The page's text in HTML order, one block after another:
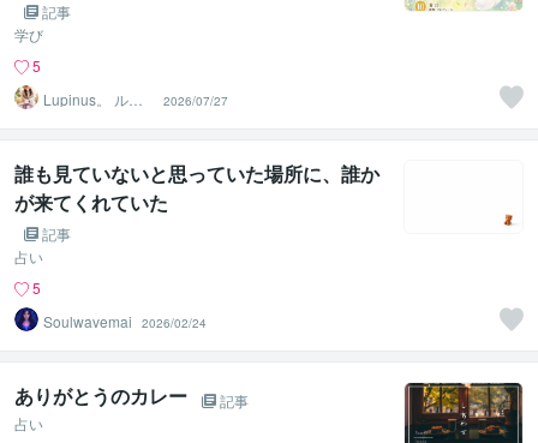
記事
学び
5
Lupinus。 ルピ
ナス
2026/07/27
誰も見ていないと思っていた場所に、誰か
が来てくれていた
記事
占い
5
Soulwavemai
2026/02/24
ありがとうのカレー
記事
占い